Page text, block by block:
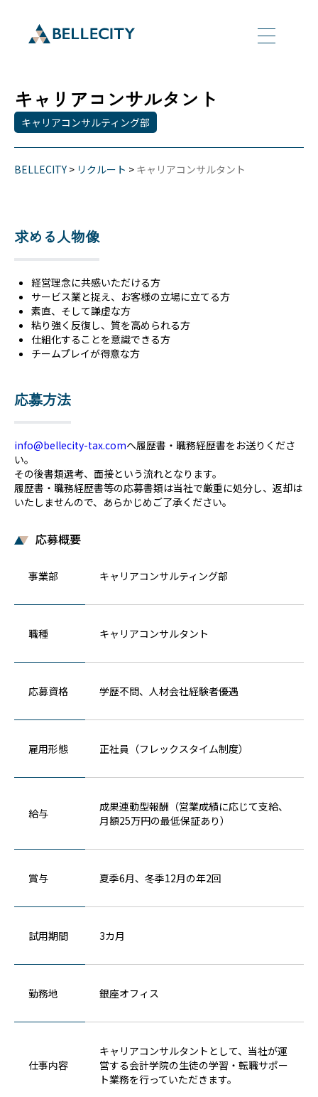
キャリアコンサルタント
キャリアコンサルティング部
BELLECITY > リクルート > キャリアコンサルタント
求める人物像
経営理念に共感いただける方
サービス業と捉え、お客様の立場に立てる方
素直、そして謙虚な方
粘り強く反復し、質を高められる方
仕組化することを意識できる方
チームプレイが得意な方
応募方法
info@bellecity-tax.comへ履歴書・職務経歴書をお送りくださ
い。
その後書類選考、面接という流れとなります。
履歴書・職務経歴書等の応募書類は当社で厳重に処分し、返却は
いたしませんので、あらかじめご了承ください。
応募概要
事業部 キャリアコンサルティング部
職種 キャリアコンサルタント
応募資格 学歴不問、人材会社経験者優遇
雇用形態 正社員（フレックスタイム制度）
給与
成果連動型報酬（営業成績に応じて支給、
月額25万円の最低保証あり）
賞与 夏季6月、冬季12月の年2回
試用期間 3カ月
勤務地 銀座オフィス
仕事内容
キャリアコンサルタントとして、当社が運
営する会計学院の生徒の学習・転職サポー
ト業務を行っていただきます。